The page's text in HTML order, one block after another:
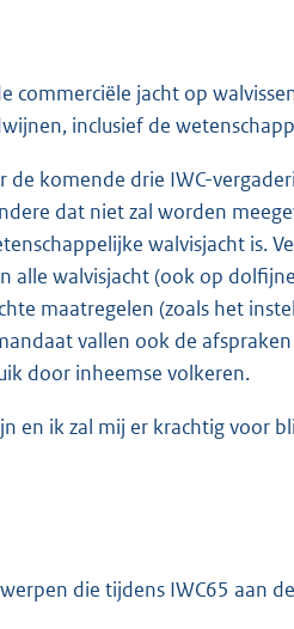
commerciële jacht op
inclusief de
komende drie IWC-
dat niet zal worden
walvisjacht is.
alle walvisjacht (ook op
maatregelen (zoals het
vallen ook de
door inheemse volkeren.
en ik zal mij er krachtig voor
die tijdens IWC65 aan